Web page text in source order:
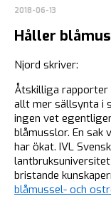
2018-06-13
Håller
Njord skriver:
Åtskilliga
allt mer sällsynta i
ingen vet
blåmusslor. En sak
har ökat. IVL
lantbruksuniversitet
bristande
blåmussel- och